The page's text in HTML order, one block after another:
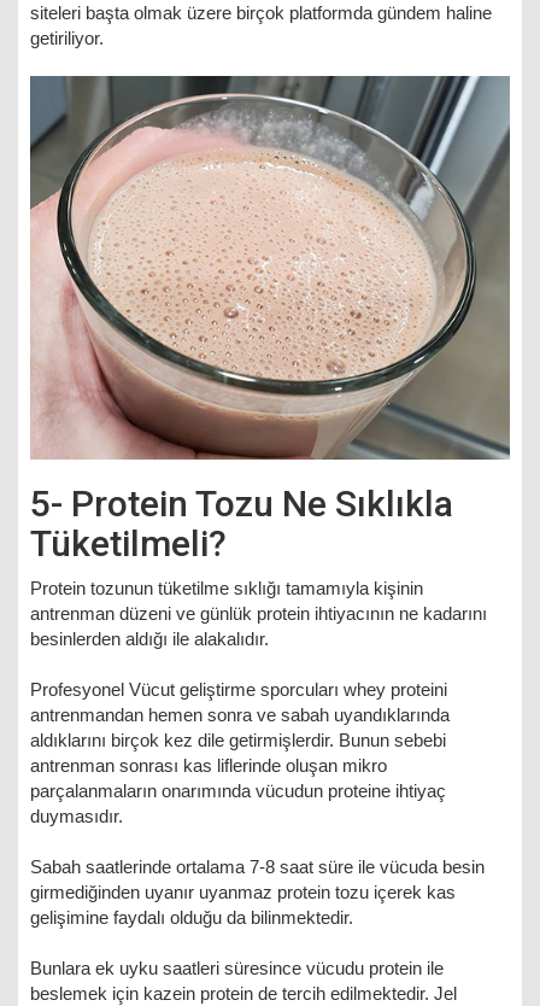
siteleri başta olmak üzere birçok platformda gündem haline
getiriliyor.
5- Protein Tozu Ne Sıklıkla
Tüketilmeli?
Protein tozunun tüketilme sıklığı tamamıyla kişinin
antrenman düzeni ve günlük protein ihtiyacının ne kadarını
besinlerden aldığı ile alakalıdır.
Profesyonel Vücut geliştirme sporcuları whey proteini
antrenmandan hemen sonra ve sabah uyandıklarında
aldıklarını birçok kez dile getirmişlerdir. Bunun sebebi
antrenman sonrası kas liflerinde oluşan mikro
parçalanmaların onarımında vücudun proteine ihtiyaç
duymasıdır.
Sabah saatlerinde ortalama 7-8 saat süre ile vücuda besin
girmediğinden uyanır uyanmaz protein tozu içerek kas
gelişimine faydalı olduğu da bilinmektedir.
Bunlara ek uyku saatleri süresince vücudu protein ile
beslemek için kazein protein de tercih edilmektedir. Jel